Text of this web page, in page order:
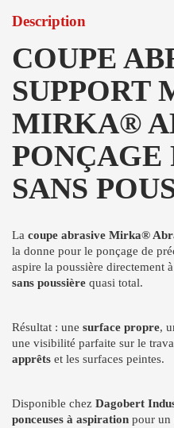
Description
COUPE
SUPPORT
MIRKA®
PONÇAGE
SANS
La coupe abrasive Mirka®
la donne pour le ponçage de
aspire la poussière directement
sans poussière quasi total.
Résultat : une surface propre,
une visibilité parfaite sur le
apprêts et les surfaces peintes.
Disponible chez Dagobert
ponceuses à aspiration pour un